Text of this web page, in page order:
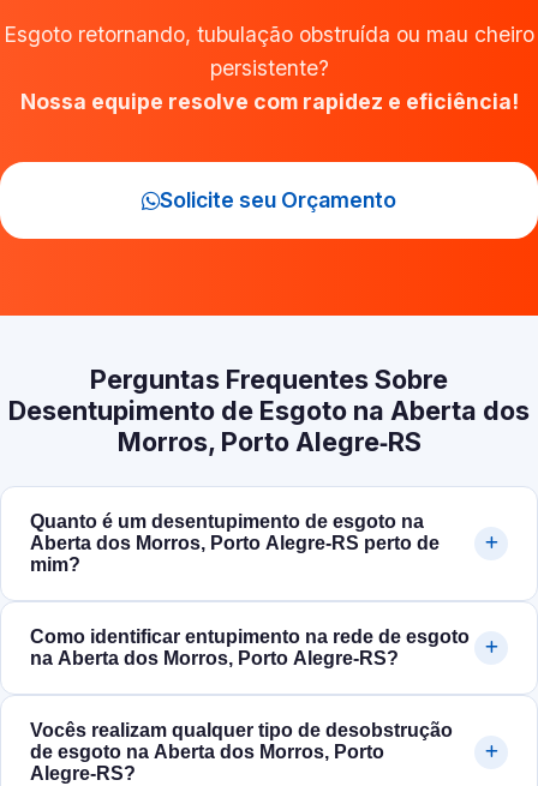
Esgoto retornando, tubulação obstruída ou mau cheiro
persistente?
Nossa equipe resolve com rapidez e eficiência!
Solicite seu Orçamento
Perguntas Frequentes Sobre
Desentupimento de Esgoto na Aberta dos
Morros, Porto Alegre‑RS
Quanto é um desentupimento de esgoto na
Aberta dos Morros, Porto Alegre‑RS perto de
mim?
Como identificar entupimento na rede de esgoto
na Aberta dos Morros, Porto Alegre‑RS?
Vocês realizam qualquer tipo de desobstrução
de esgoto na Aberta dos Morros, Porto
Alegre‑RS?